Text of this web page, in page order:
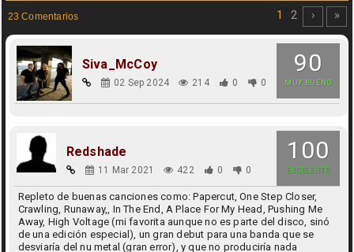
23 Comentarios 1 2 › »
90
MUY BUENO
Siva_McCoy
02 Sep 2024 214 0 0
100
EXCELENTE
Redshade
11 Mar 2021 422 0 0
Repleto de buenas canciones como: Papercut, One Step Closer,
Crawling, Runaway,, In The End, A Place For My Head, Pushing Me
Away, High Voltage (mi favorita aunque no es parte del disco, sinó
de una edición especial), un gran debut para una banda que se
desviaría del nu metal (gran error), y que no produciría nada